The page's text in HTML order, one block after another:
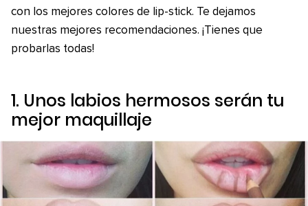
con los mejores colores de lip-stick. Te dejamos
nuestras mejores recomendaciones. ¡Tienes que
probarlas todas!
1. Unos labios hermosos serán tu
mejor maquillaje